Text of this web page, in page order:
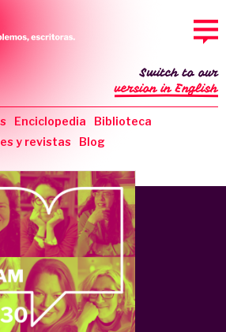
Enciclopedia
Biblioteca
y revistas
Blog
Switch to our
version in English